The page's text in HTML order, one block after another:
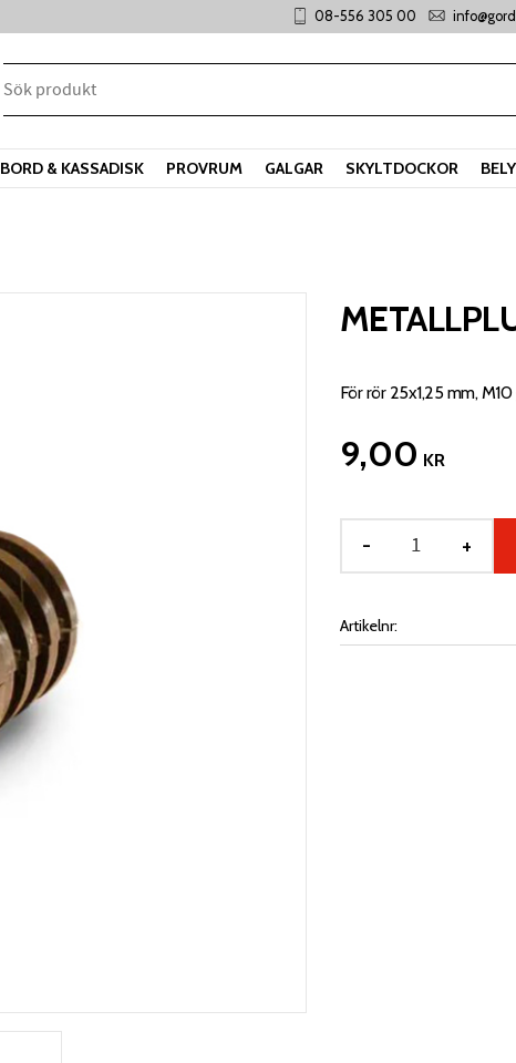
08-556 305 00
BORD & KASSADISK PROVRUM GALGAR SKYLTDOCKOR
För rör 25x1,25 mm, M10
9,00 KR
+
-
Artikelnr